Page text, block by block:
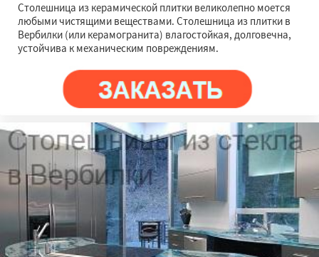
Столешница из керамической плитки великолепно моется
любыми чистящими веществами. Столешница из плитки в
Вербилки (или керамогранита) влагостойкая, долговечна,
устойчива к механическим повреждениям.